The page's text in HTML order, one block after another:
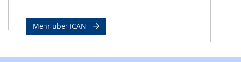
Mehr über ICAN